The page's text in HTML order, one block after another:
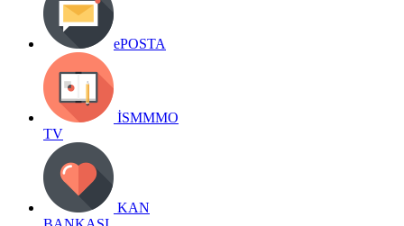
ePOSTA
İSMMMO
TV
KAN